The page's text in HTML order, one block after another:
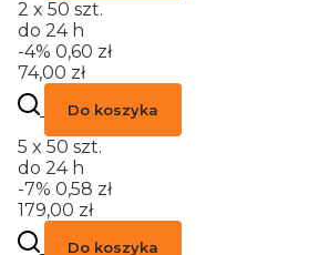
2 x 50 szt.
do 24 h
-4% 0,60 zł
74,00 zł
Do koszyka
5 x 50 szt.
do 24 h
-7% 0,58 zł
179,00 zł
Do koszyka